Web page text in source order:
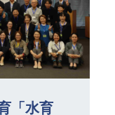
「水育